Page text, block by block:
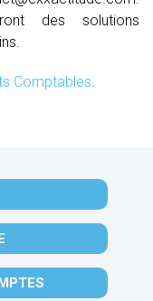
des solutions
Comptables